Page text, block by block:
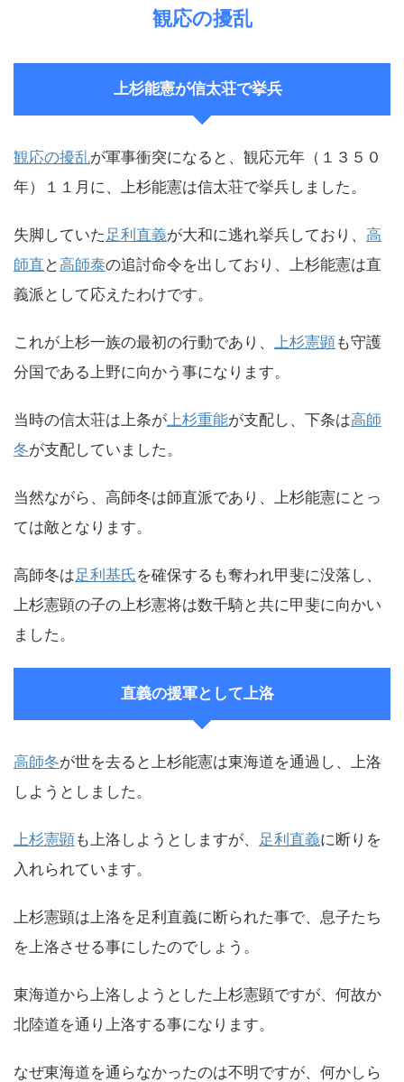
観応の擾乱
上杉能憲が信太荘で挙兵
観応の擾乱が軍事衝突になると、観応元年（１３５０
年）１１月に、上杉能憲は信太荘で挙兵しました。
失脚していた 足利直義が大和に逃れ挙兵しており、 高
師直 と高師泰の追討命令を出しており、上杉能憲は直
義派として応えたわけです。
これが上杉一族の最初の行動であり、 上杉憲顕も守護
分国である上野に向かう事になります。
当時の信太荘は上条が上杉重能が支配し、下条は高師
冬が支配していました。
当然ながら、高師冬は師直派であり、上杉能憲にとっ
ては敵となります。
高師冬は足利基氏を確保するも奪われ甲斐に没落し、
上杉憲顕の子の上杉憲将は数千騎と共に甲斐に向かい
ました。
直義の援軍として上洛
高師冬が世を去ると上杉能憲は東海道を通過し、上洛
しようとしました。
上杉憲顕も上洛しようとしますが、 足利直義に断りを
入れられています。
上杉憲顕は上洛を足利直義に断られた事で、息子たち
を上洛させる事にしたのでしょう。
東海道から上洛しようとした上杉憲顕ですが、何故か
北陸道を通り上洛する事になります。
なぜ東海道を通らなかったのは不明ですが、何かしら